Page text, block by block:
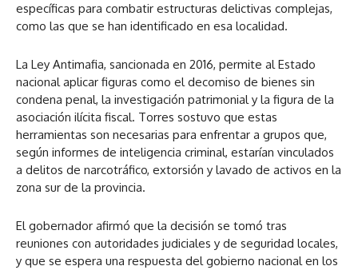
específicas para combatir estructuras delictivas complejas,
como las que se han identificado en esa localidad.
La Ley Antimafia, sancionada en 2016, permite al Estado
nacional aplicar figuras como el decomiso de bienes sin
condena penal, la investigación patrimonial y la figura de la
asociación ilícita fiscal. Torres sostuvo que estas
herramientas son necesarias para enfrentar a grupos que,
según informes de inteligencia criminal, estarían vinculados
a delitos de narcotráfico, extorsión y lavado de activos en la
zona sur de la provincia.
El gobernador afirmó que la decisión se tomó tras
reuniones con autoridades judiciales y de seguridad locales,
y que se espera una respuesta del gobierno nacional en los